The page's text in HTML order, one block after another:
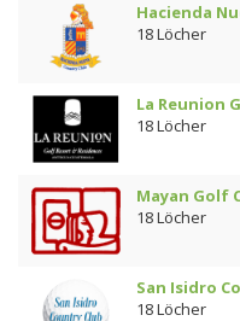
Hacienda
18 Löcher
La Reunion
18 Löcher
Mayan Golf
18 Löcher
San Isidro
18 Löcher